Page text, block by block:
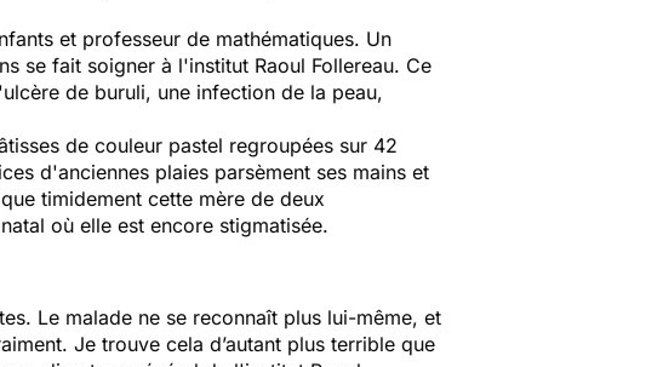
et professeur de mathématiques. Un
se fait soigner à l'institut Raoul Follereau. Ce
de buruli, une infection de la peau,
de couleur pastel regroupées sur 42
d'anciennes plaies parsèment ses mains et
timidement cette mère de deux
où elle est encore stigmatisée.
Le malade ne se reconnaît plus lui-même, et
Je trouve cela d’autant plus terrible que